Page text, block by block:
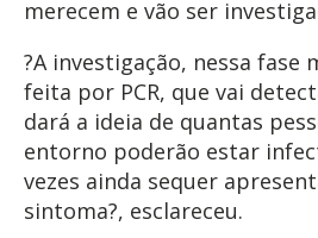
merecem e vão ser
?A investigação, nessa fase
feita por PCR, que vai
dará a ideia de quantas
entorno poderão estar
vezes ainda sequer
sintoma?, esclareceu.